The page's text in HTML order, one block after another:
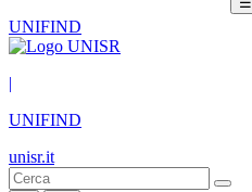
UNIFIND
|
UNIFIND
unisr.it